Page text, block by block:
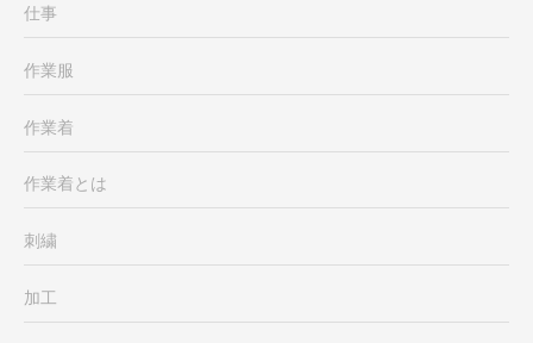
仕事
作業服
作業着
作業着とは
刺繍
加工